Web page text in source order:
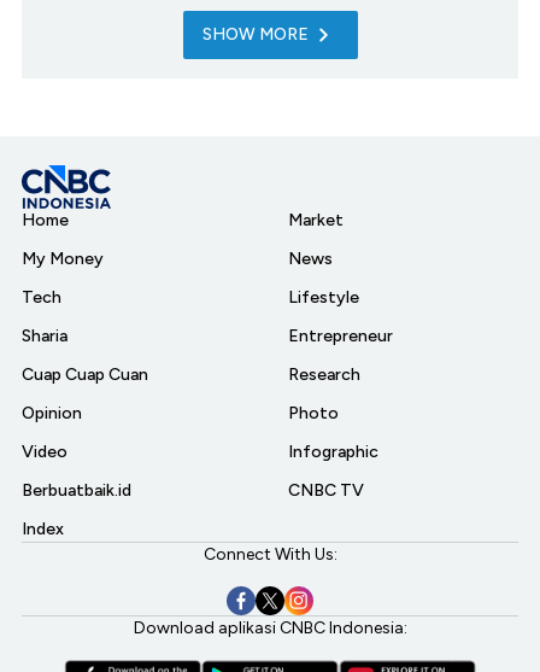
SHOW MORE
Home
My Money
Tech
Sharia
Cuap Cuap Cuan
Opinion
Video
Berbuatbaik.id
Index
Market
News
Lifestyle
Entrepreneur
Research
Photo
Infographic
CNBC TV
Connect With Us:
Download aplikasi CNBC Indonesia: